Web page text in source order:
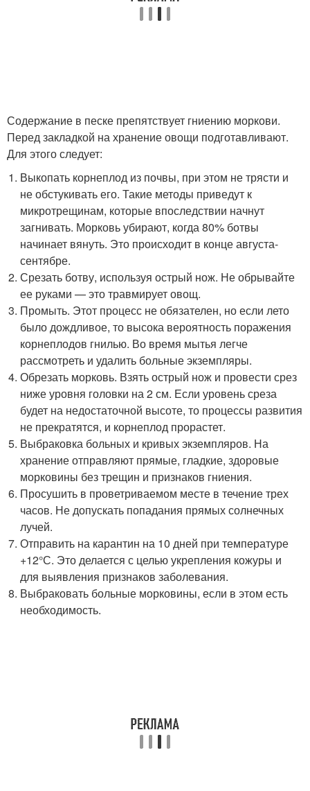
Содержание в песке препятствует гниению моркови.
Перед закладкой на хранение овощи подготавливают.
Для этого следует:
Выкопать корнеплод из почвы, при этом не трясти и
не обстукивать его. Такие методы приведут к
микротрещинам, которые впоследствии начнут
загнивать. Морковь убирают, когда 80% ботвы
начинает вянуть. Это происходит в конце августа-
сентябре.
Срезать ботву, используя острый нож. Не обрывайте
ее руками — это травмирует овощ.
Промыть. Этот процесс не обязателен, но если лето
было дождливое, то высока вероятность поражения
корнеплодов гнилью. Во время мытья легче
рассмотреть и удалить больные экземпляры.
Обрезать морковь. Взять острый нож и провести срез
ниже уровня головки на 2 см. Если уровень среза
будет на недостаточной высоте, то процессы развития
не прекратятся, и корнеплод прорастет.
Выбраковка больных и кривых экземпляров. На
хранение отправляют прямые, гладкие, здоровые
морковины без трещин и признаков гниения.
Просушить в проветриваемом месте в течение трех
часов. Не допускать попадания прямых солнечных
лучей.
Отправить на карантин на 10 дней при температуре
+12°С. Это делается с целью укрепления кожуры и
для выявления признаков заболевания.
Выбраковать больные морковины, если в этом есть
необходимость.